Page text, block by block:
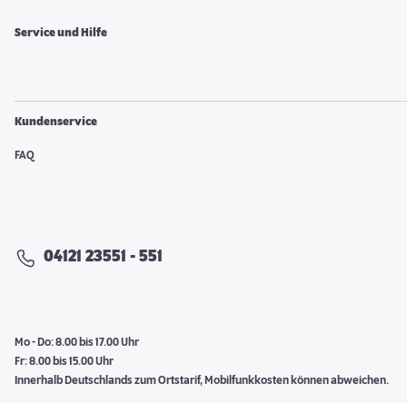
Service und Hilfe
Kundenservice
FAQ
04121 23551 - 551
Mo - Do: 8.00 bis 17.00 Uhr
Fr: 8.00 bis 15.00 Uhr
Innerhalb Deutschlands zum Ortstarif, Mobilfunkkosten können abweichen.